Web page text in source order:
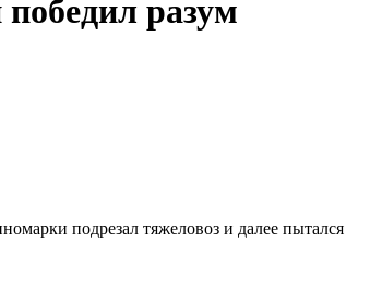
разум
подрезал тяжеловоз и далее пытался